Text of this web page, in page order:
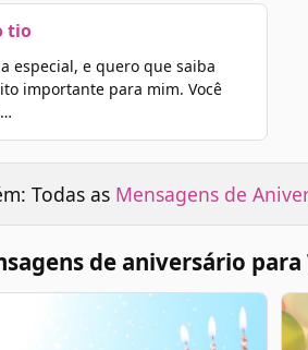
tio
especial, e quero que saiba
importante para mim. Você
Todas as Mensagens de
de aniversário para